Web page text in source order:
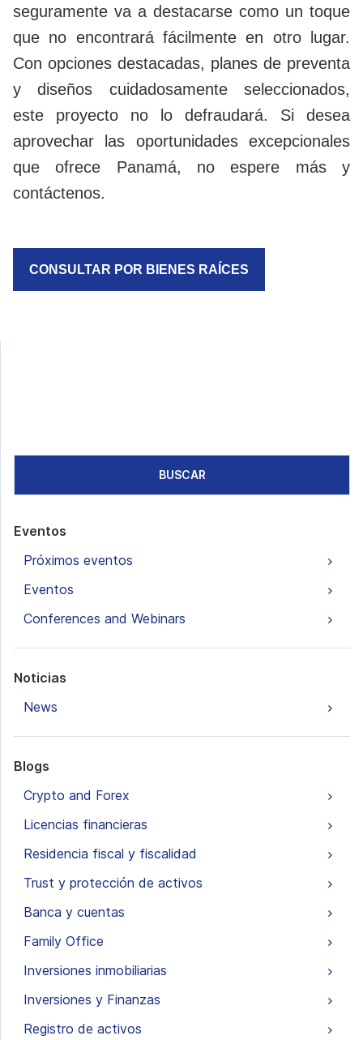
seguramente va a destacarse como un toque
que no encontrará fácilmente en otro lugar.
Con opciones destacadas, planes de preventa
y diseños cuidadosamente seleccionados,
este proyecto no lo defraudará. Si desea
aprovechar las oportunidades excepcionales
que ofrece Panamá, no espere más y
contáctenos.
CONSULTAR POR BIENES RAÍCES
BUSCAR
Eventos
Próximos eventos
Eventos
Conferences and Webinars
Noticias
News
Blogs
Crypto and Forex
Licencias financieras
Residencia fiscal y fiscalidad
Trust y protección de activos
Banca y cuentas
Family Office
Inversiones inmobiliarias
Inversiones y Finanzas
Registro de activos